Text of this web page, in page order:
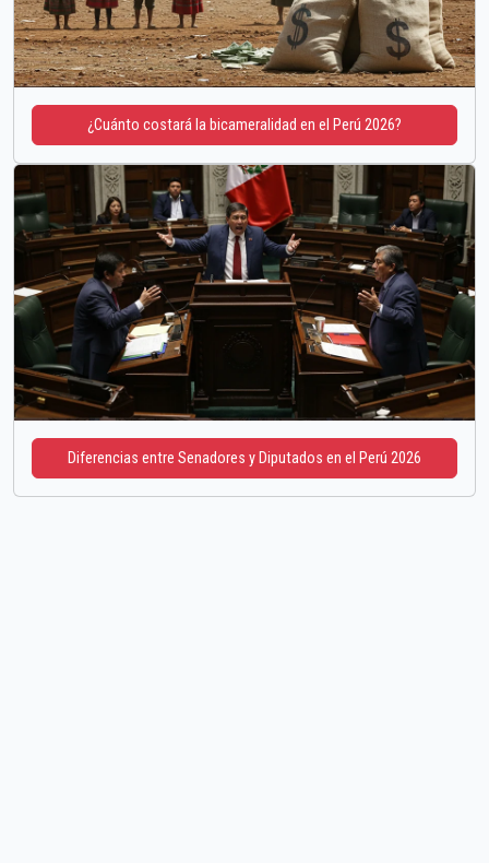
¿Cuánto costará la bicameralidad en el Perú 2026?
Diferencias entre Senadores y Diputados en el Perú 2026